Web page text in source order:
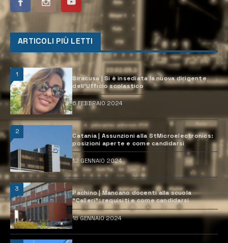
ARTICOLI PIÙ LETTI
1
Siracusa | Si è insediata la nuova dirigente
dell’Ufficio scolastico
6 FEBBRAIO 2024
2
Catania | Assunzioni alla StMicroelectronics:
posizioni aperte e come candidarsi
12 GENNAIO 2024
3
Pachino | Mancano docenti alla scuola
“Calleri”: requisiti e come candidarsi
18 GENNAIO 2024